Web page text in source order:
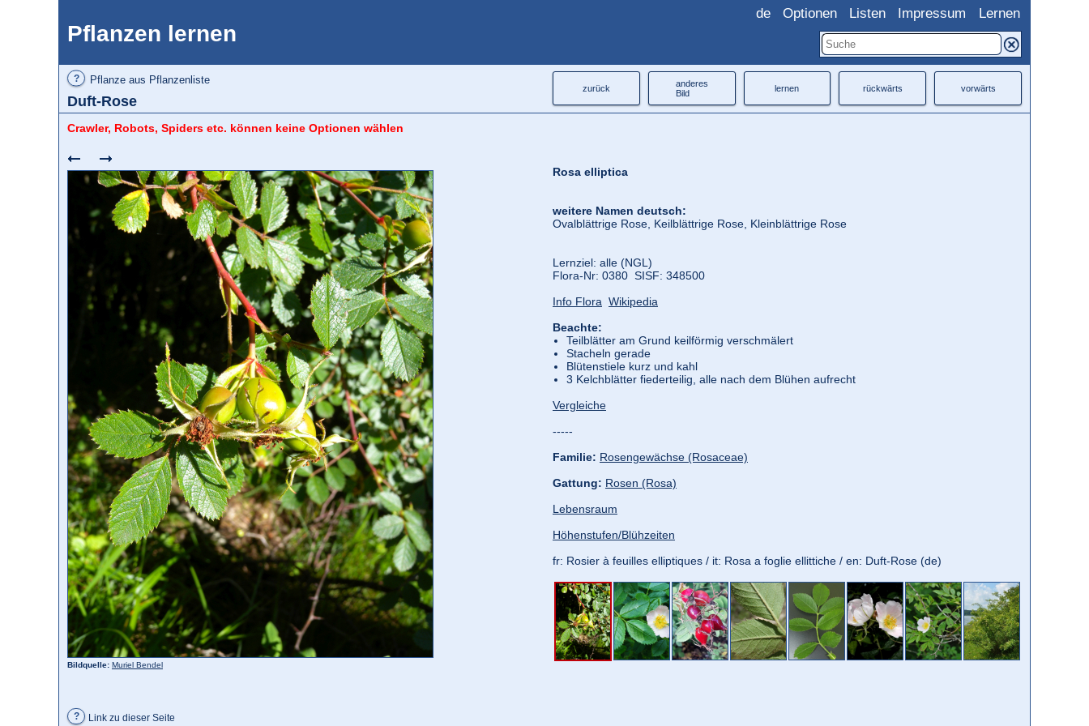
Pflanzen lernen
de Optionen Listen Impressum Lernen
? Pflanze aus Pflanzenliste
Duft-Rose
zurück
anderes
Bild
lernen rückwärts vorwärts
Crawler, Robots, Spiders etc. können keine Optionen wählen
Bildquelle: Muriel Bendel
Rosa elliptica
weitere Namen deutsch:
Ovalblättrige Rose, Keilblättrige Rose, Kleinblättrige Rose
Lernziel: alle (NGL)
Flora‑Nr: 0380 SISF: 348500
Info Flora Wikipedia
Beachte:
Teilblätter am Grund keilförmig verschmälert
Stacheln gerade
Blütenstiele kurz und kahl
3 Kelchblätter fiederteilig, alle nach dem Blühen aufrecht
Vergleiche
-----
Familie: Rosengewächse (Rosaceae)
Gattung: Rosen (Rosa)
Lebensraum
Höhenstufen/Blühzeiten
fr: Rosier à feuilles elliptiques / it: Rosa a foglie ellittiche / en: Duft-Rose (de)
? Link zu dieser Seite